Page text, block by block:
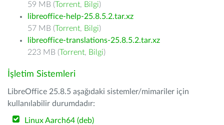
59 MB (Torrent, Bilgi)
libreoffice-help-25.8.5.2.tar.xz
57 MB (Torrent, Bilgi)
libreoffice-translations-25.8.5.2.tar.xz
223 MB (Torrent, Bilgi)
İşletim Sistemleri
LibreOffice 25.8.5 aşağıdaki sistemler/mimariler için
kullanılabilir durumdadır:
Linux Aarch64 (deb)